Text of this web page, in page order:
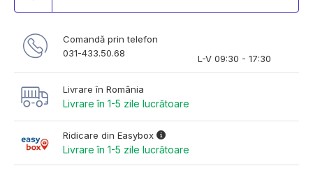
Comandă prin telefon
031-433.50.68
L-V 09:30 - 17:30
Livrare în România
Livrare în 1-5 zile lucrătoare
Ridicare din Easybox
Livrare în 1-5 zile lucrătoare